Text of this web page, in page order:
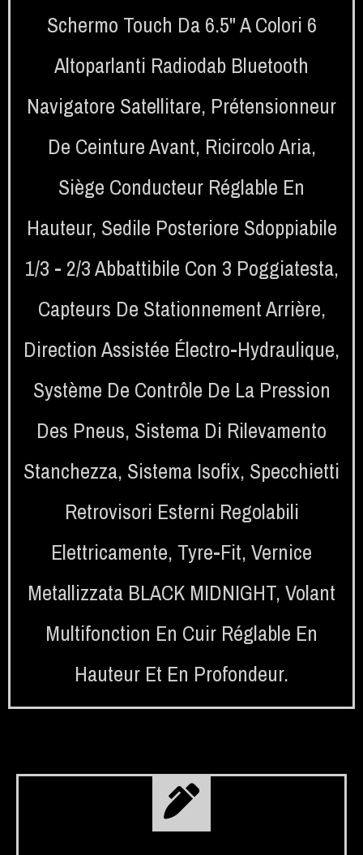
Schermo Touch Da 6.5" A Colori 6
Altoparlanti Radiodab Bluetooth
Navigatore Satellitare, Prétensionneur
De Ceinture Avant, Ricircolo Aria,
Siège Conducteur Réglable En
Hauteur, Sedile Posteriore Sdoppiabile
1/3 - 2/3 Abbattibile Con 3 Poggiatesta,
Capteurs De Stationnement Arrière,
Direction Assistée Électro-Hydraulique,
Système De Contrôle De La Pression
Des Pneus, Sistema Di Rilevamento
Stanchezza, Sistema Isofix, Specchietti
Retrovisori Esterni Regolabili
Elettricamente, Tyre-Fit, Vernice
Metallizzata BLACK MIDNIGHT, Volant
Multifonction En Cuir Réglable En
Hauteur Et En Profondeur.